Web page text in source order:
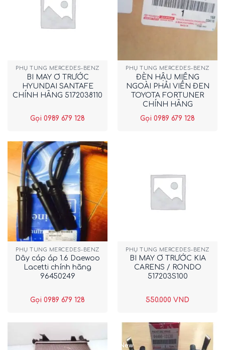
PHỤ TÙNG MERCEDES-BENZ
BI MAY Ơ TRƯỚC
HYUNDAI SANTAFE
CHÍNH HÃNG 5172038110
Gọi 0989 679 128
PHỤ TÙNG MERCEDES-BENZ
ĐÈN HẬU MIẾNG
NGOÀI PHẢI VIỀN ĐEN
TOYOTA FORTUNER
CHÍNH HÃNG
Gọi 0989 679 128
PHỤ TÙNG MERCEDES-BENZ
Dây cáp áp 1.6 Daewoo
Lacetti chính hãng
96450249
Gọi 0989 679 128
PHỤ TÙNG MERCEDES-BENZ
BI MAY Ơ TRƯỚC KIA
CARENS / RONDO
517203S100
550.000 VND
New